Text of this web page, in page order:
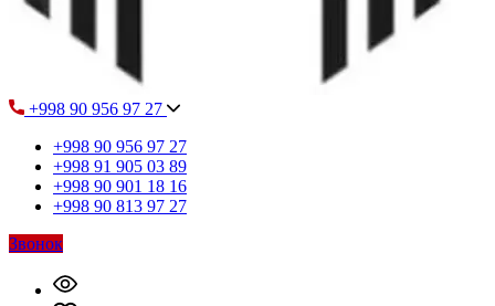
+998 90 956 97 27
+998 90 956 97 27
+998 91 905 03 89
+998 90 901 18 16
+998 90 813 97 27
Звонок